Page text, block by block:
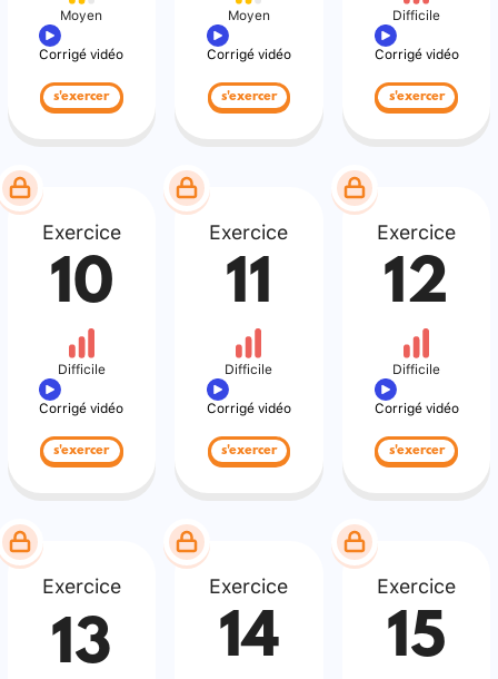
Moyen
Corrigé vidéo
s'exercer
Moyen
Corrigé vidéo
s'exercer
Difficile
Corrigé vidéo
s'exercer
Exercice
10
Difficile
Corrigé vidéo
s'exercer
Exercice
11
Difficile
Corrigé vidéo
s'exercer
Exercice
12
Difficile
Corrigé vidéo
s'exercer
Exercice
13
Exercice
14
Exercice
15